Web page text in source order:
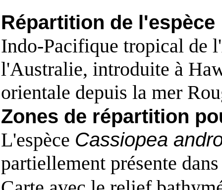
Répartition de l'espèce
Indo-Pacifique tropical de
l'Australie, introduite à
orientale depuis la mer
Zones de répartition
L'espèce Cassiopea
partiellement présente